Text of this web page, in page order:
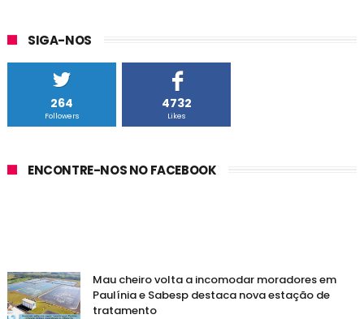
SIGA-NOS
264
Followers
4732
Likes
ENCONTRE-NOS NO FACEBOOK
Mau cheiro volta a incomodar moradores em
Paulínia e Sabesp destaca nova estação de
tratamento